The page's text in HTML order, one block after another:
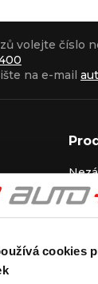
cookies
volejte číslo
na e-mail